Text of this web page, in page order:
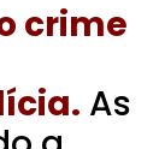
crime
As